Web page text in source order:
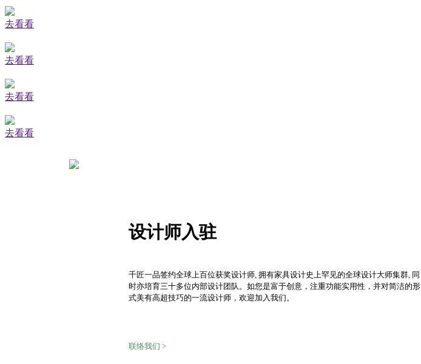
去看看
去看看
去看看
去看看
设计师入驻
千匠一品签约全球上百位获奖设计师, 拥有家具设计史上罕见的全球设计大师集群, 同
时亦培育三十多位内部设计团队。如您是富于创意，注重功能实用性，并对简洁的形
式美有高超技巧的一流设计师，欢迎加入我们。
联络我们 >